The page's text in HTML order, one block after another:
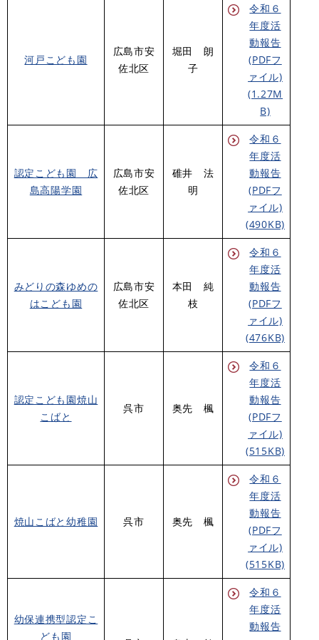
河戸こども園
広島市安
佐北区
堀田 朗
子
令和６
年度活
動報告
(PDFフ
ァイル)
(1.27M
B)
認定こども園 広
島高陽学園
広島市安
佐北区
碓井 法
明
令和６
年度活
動報告
(PDFフ
ァイル)
(490KB)
みどりの森ゆめの
はこども園
広島市安
佐北区
本田 純
枝
令和６
年度活
動報告
(PDFフ
ァイル)
(476KB)
認定こども園焼山
こばと
呉市 奥先 楓
令和６
年度活
動報告
(PDFフ
ァイル)
(515KB)
焼山こばと幼稚園 呉市 奥先 楓
令和６
年度活
動報告
(PDFフ
ァイル)
(515KB)
幼保連携型認定こ
ども園
令和６
年度活
動報告